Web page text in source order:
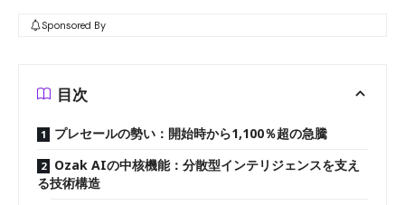
Sponsored By
目次
プレセールの勢い：開始時から1,100％超の急騰
Ozak AIの中核機能：分散型インテリジェンスを支え
る技術構造